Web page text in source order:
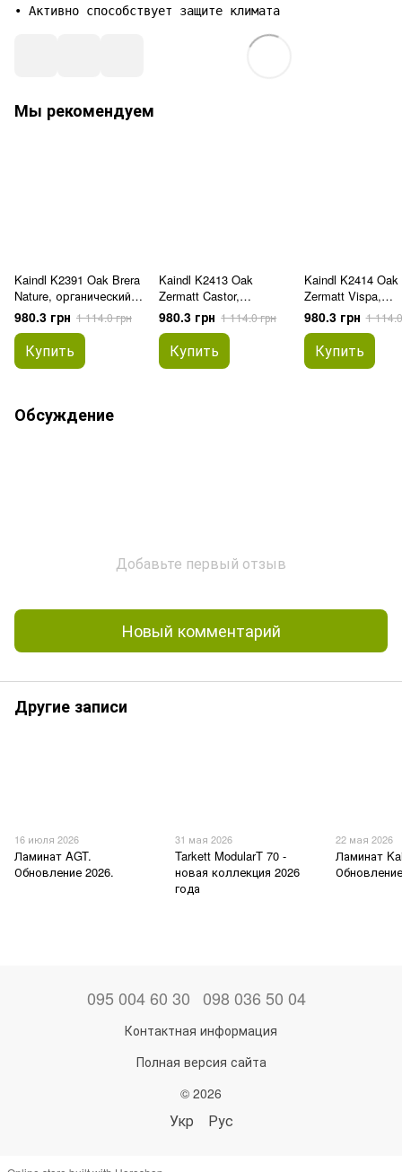
• Активно способствует защите климата
Мы рекомендуем
Kaindl K2391 Oak Brera
Nature, органический
пол FLOORganic
980.3 грн 1 114.0 грн
Купить
Kaindl K2413 Oak
Zermatt Castor,
органический пол
FLOORganic
980.3 грн 1 114.0 грн
Купить
Kaindl K2414 Oak
Zermatt Vispa,
органический
FLOORganic
980.3 грн 1
Купить
Обсуждение
Добавьте первый отзыв
Новый комментарий
Другие записи
16 июля 2026
Ламинат AGT.
Обновление 2026.
31 мая 2026
Tarkett ModularT 70 -
новая коллекция 2026
года
22 мая 2026
Ламинат
095 004 60 30 098 036 50 04
Контактная информация
Полная версия сайта
© 2026
Укр Рус